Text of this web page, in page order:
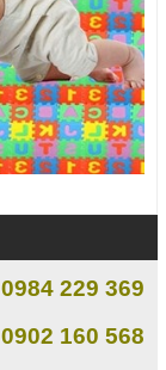
0984 229 369
0902 160 568